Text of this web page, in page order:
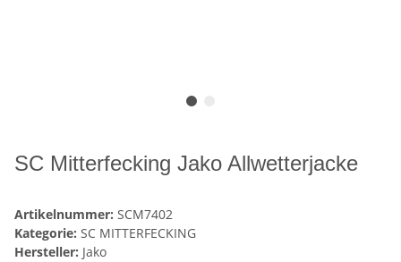
SC Mitterfecking Jako Allwetterjacke
Artikelnummer: SCM7402
Kategorie: SC MITTERFECKING
Hersteller: Jako